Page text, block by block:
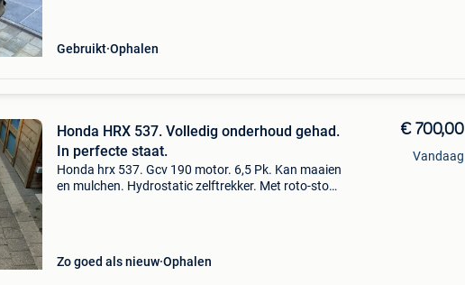
Gebruikt Ophalen
Honda HRX 537. Volledig onderhoud gehad.
In perfecte staat.
Honda hrx 537. Gcv 190 motor. 6,5 Pk. Kan maaien
en mulchen. Hydrostatic zelftrekker. Met roto-stop
Zo goed als nieuw Ophalen
€ 700,00
Vandaag